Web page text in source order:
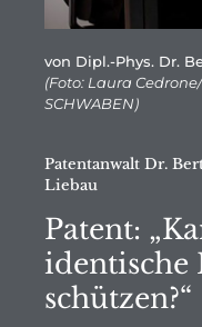
von Dipl.-Phys. Dr.
(Foto: Laura
SCHWABEN)
Patentanwalt Dr.
Liebau
Patent:
identische
schützen?“